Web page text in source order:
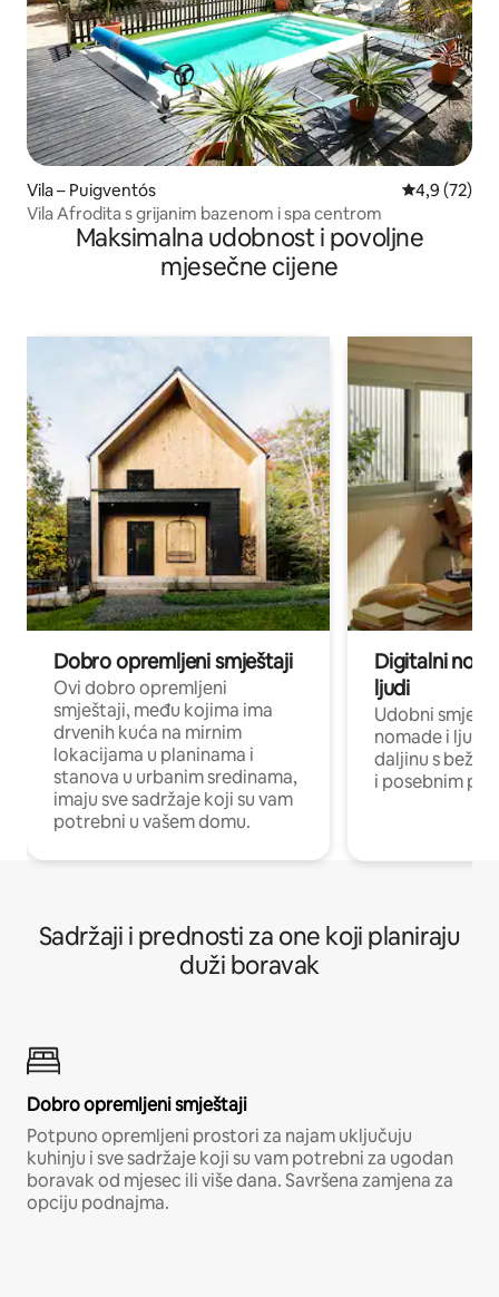
Vila – Puigventós Prosječna
4,9 (72)
Vila Afrodita s grijanim bazenom i spa centrom
Maksimalna udobnost i povoljne
mjesečne cijene
Dobro opremljeni smještaji
Ovi dobro opremljeni
smještaji, među kojima ima
drvenih kuća na mirnim
lokacijama u planinama i
stanova u urbanim sredinama,
imaju sve sadržaje koji su vam
potrebni u vašem domu.
Digitalni
ljudi
Udobni
nomade i ljude
daljinu s
i posebnim
Sadržaji i prednosti za one koji planiraju
duži boravak
Dobro opremljeni smještaji
Potpuno opremljeni prostori za najam uključuju
kuhinju i sve sadržaje koji su vam potrebni za ugodan
boravak od mjesec ili više dana. Savršena zamjena za
opciju podnajma.